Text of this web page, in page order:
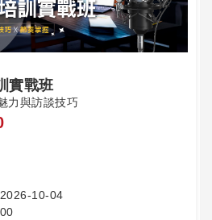
實戰班
力與訪談技巧
10-04